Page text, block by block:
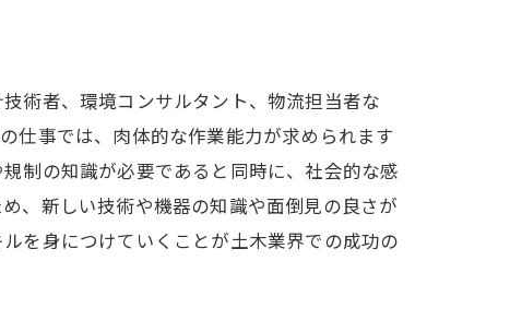
術者、環境コンサルタント、物流担当者な
仕事では、肉体的な作業能力が求められます
制の知識が必要であると同時に、社会的な感
、新しい技術や機器の知識や面倒見の良さが
を身につけていくことが土木業界での成功の